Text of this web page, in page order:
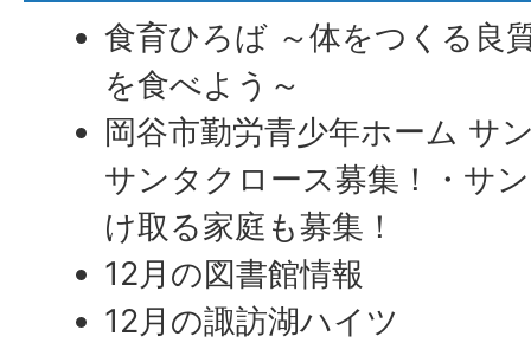
食育ひろば ～体をつくる良
を食べよう～
岡谷市勤労青少年ホーム サ
サンタクロース募集！・サ
け取る家庭も募集！
12月の図書館情報
12月の諏訪湖ハイツ